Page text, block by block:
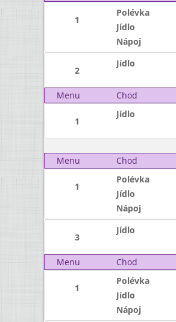
1
Polévka
Jídlo
Nápoj
2
Jídlo
Menu Chod
1
Jídlo
Menu
Chod
1
Polévka
Jídlo
Nápoj
3
Jídlo
Menu Chod
1
Polévka
Jídlo
Nápoj